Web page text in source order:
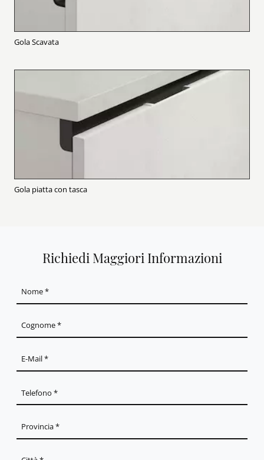
Gola Scavata
Gola piatta con tasca
Richiedi Maggiori Informazioni